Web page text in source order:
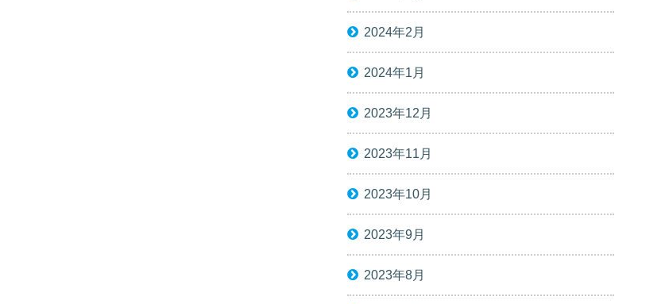
2024年2月
2024年1月
2023年12月
2023年11月
2023年10月
2023年9月
2023年8月